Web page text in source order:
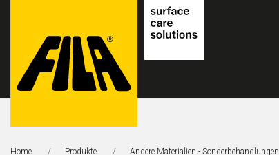
Solutions
Home Produkte Andere Materialien - Sonderbehandlungen